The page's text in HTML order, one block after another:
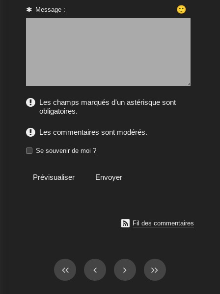
Message : 🙂
Les champs marqués d'un astérisque sont
obligatoires.
Les commentaires sont modérés.
Se souvenir de moi ?
 Fil des commentaires